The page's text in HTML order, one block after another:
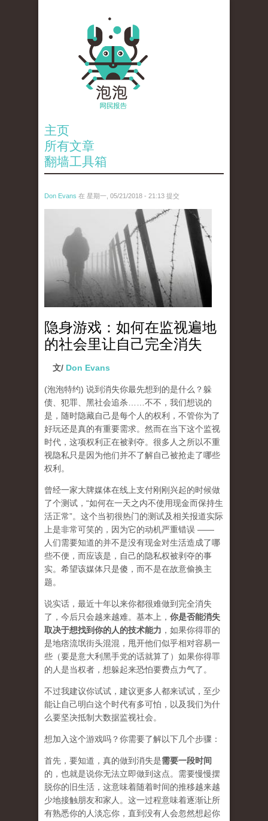
主页
所有文章
翻墙工具箱
Don Evans 在 星期一, 05/21/2018 - 21:13 提交
wechatimg1066.jpeg
隐身游戏：如何在监视遍地
的社会里让自己完全消失
文/ Don Evans
(泡泡特约) 说到消失你最先想到的是什么？躲
债、犯罪、黑社会追杀……不不，我们想说的
是，随时隐藏自己是每个人的权利，不管你为了
好玩还是真的有重要需求。然而在当下这个监视
时代，这项权利正在被剥夺。很多人之所以不重
视隐私只是因为他们并不了解自己被抢走了哪些
权利。
曾经一家大牌媒体在线上支付刚刚兴起的时候做
了个测试，“如何在一天之内不使用现金而保持生
活正常”。这个当初很热门的测试及相关报道实际
上是非常可笑的，因为它的动机严重错误 ——
人们需要知道的并不是没有现金对生活造成了哪
些不便，而应该是，自己的隐私权被剥夺的事
实。希望该媒体只是傻，而不是在故意偷换主
题。
说实话，最近十年以来你都很难做到完全消失
了，今后只会越来越难。基本上， 你是否能消失
取决于想找到你的人的技术能力 ，如果你得罪的
是地痞流氓街头混混，甩开他们似乎相对容易一
些（要是意大利黑手党的话就算了）如果你得罪
的人是当权者，想躲起来恐怕要费点力气了。
不过我建议你试试，建议更多人都来试试，至少
能让自己明白这个时代有多可怕，以及我们为什
么要坚决抵制大数据监视社会。
想加入这个游戏吗？你需要了解以下几个步骤：
首先，要知道，真的做到消失是需要一段时间
的，也就是说你无法立即做到这点。需要慢慢摆
脱你的旧生活，这意味着随着时间的推移越来越
少地接触朋友和家人。这一过程意味着逐渐让所
有熟悉你的人淡忘你，直到没有人会忽然想起你